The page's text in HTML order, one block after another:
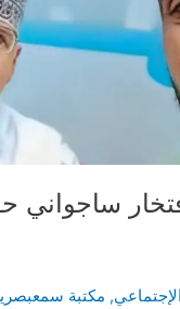
ساجواني
, مكتبة